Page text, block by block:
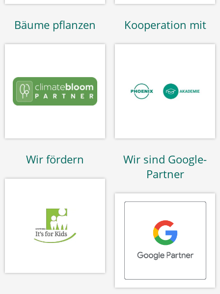
Bäume pflanzen Kooperation mit
Wir fördern
Wir sind Google-
Partner